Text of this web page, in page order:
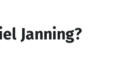
Janning?